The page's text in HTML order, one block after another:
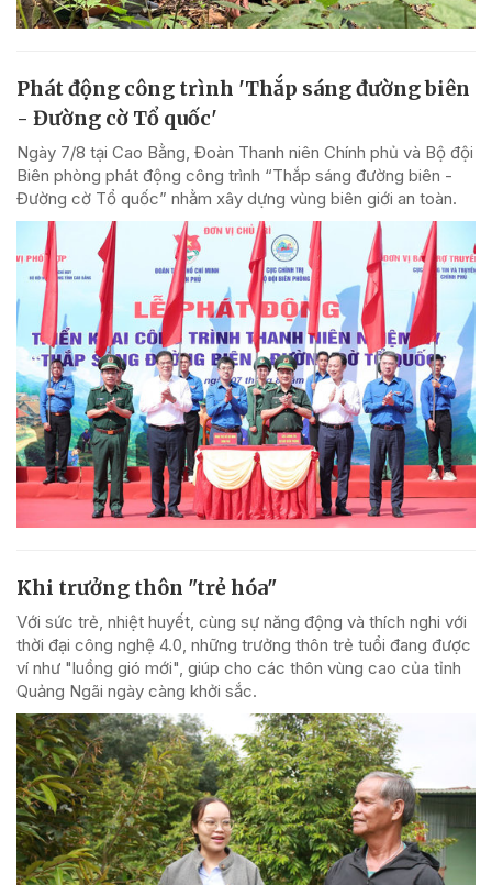
Phát động công trình 'Thắp sáng đường biên
- Đường cờ Tổ quốc'
Ngày 7/8 tại Cao Bằng, Đoàn Thanh niên Chính phủ và Bộ đội
Biên phòng phát động công trình “Thắp sáng đường biên -
Đường cờ Tổ quốc” nhằm xây dựng vùng biên giới an toàn.
Khi trưởng thôn "trẻ hóa"
Với sức trẻ, nhiệt huyết, cùng sự năng động và thích nghi với
thời đại công nghệ 4.0, những trưởng thôn trẻ tuổi đang được
ví như "luồng gió mới", giúp cho các thôn vùng cao của tỉnh
Quảng Ngãi ngày càng khởi sắc.